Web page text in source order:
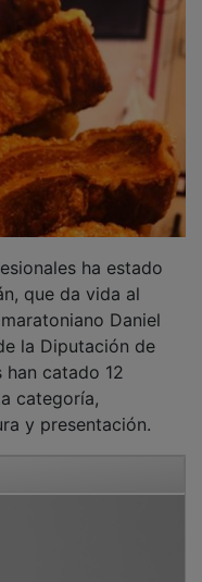
que da vida al
Daniel
la Diputación de
han catado 12
categoría,
y presentación.